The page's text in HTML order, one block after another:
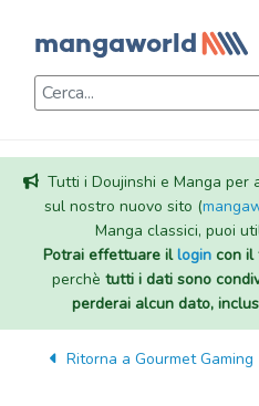
Tutti i Doujinshi e Manga
sul nostro nuovo sito (
Manga classici, puoi
Potrai effettuare illogincon il
perchè tutti i dati sono
perderai alcun dato,
Ritorna a Gourmet Gaming